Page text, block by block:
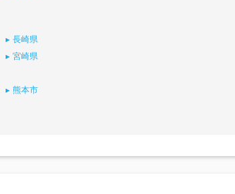
長崎県
宮崎県
熊本市